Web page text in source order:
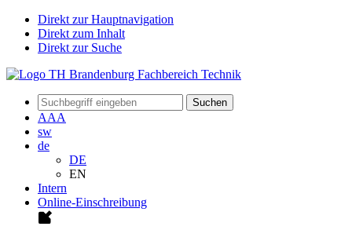
Direkt zur Hauptnavigation
Direkt zum Inhalt
Direkt zur Suche
Suchen
AAA
sw
de
DE
EN
Intern
Online-Einschreibung